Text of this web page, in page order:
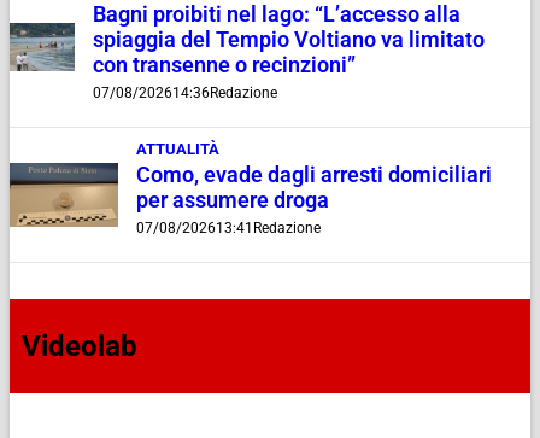
Bagni proibiti nel lago: “L’accesso alla
spiaggia del Tempio Voltiano va limitato
con transenne o recinzioni”
07/08/202614:36Redazione
ATTUALITÀ
Como, evade dagli arresti domiciliari
per assumere droga
07/08/202613:41 Redazione
Videolab